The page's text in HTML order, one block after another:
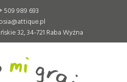
509 989 693
32, 34-721 Raba Wyżna